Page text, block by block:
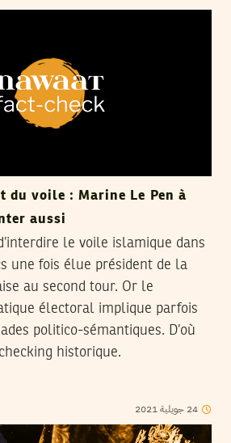
du voile : Marine Le Pen à
aussi
le voile islamique dans
une fois élue président de la
au second tour. Or le
électoral implique parfois
politico-sémantiques. D’où
historique.
24 جويلية2021